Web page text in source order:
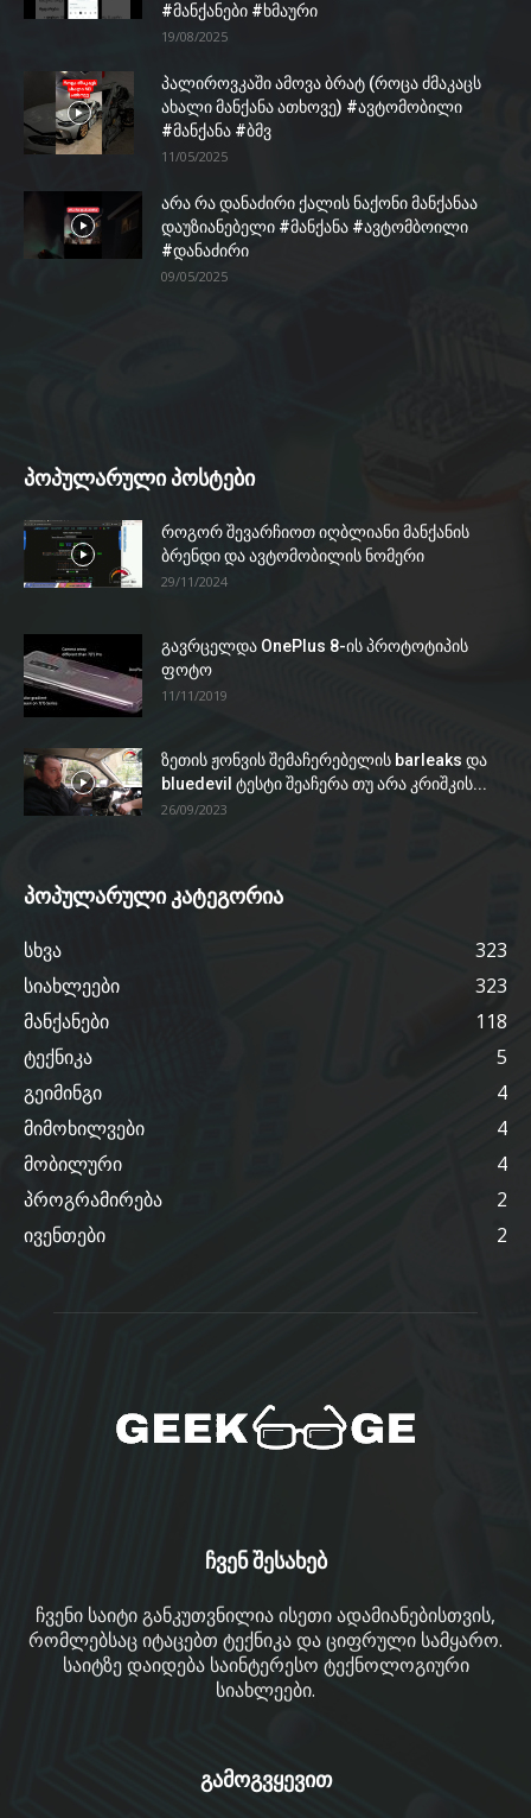
#მანქანები #ხმაური
19/08/2025
პალიროვკაში ამოვა ბრატ (როცა ძმაკაცს
ახალი მანქანა ათხოვე) #ავტომობილი
#მანქანა #ბმვ
11/05/2025
არა რა დანაძირი ქალის ნაქონი მანქანაა
დაუზიანებელი #მანქანა #ავტომბოილი
#დანაძირი
09/05/2025
პოპულარული პოსტები
როგორ შევარჩიოთ იღბლიანი მანქანის
ბრენდი და ავტომობილის ნომერი
29/11/2024
გავრცელდა OnePlus 8-ის პროტოტიპის
ფოტო
11/11/2019
ზეთის ჟონვის შემაჩერებელის barleaks და
bluedevil ტესტი შეაჩერა თუ არა კრიშკის...
26/09/2023
პოპულარული კატეგორია
სხვა
323
სიახლეები
323
მანქანები
118
ტექნიკა
5
გეიმინგი
4
მიმოხილვები
4
მობილური
4
პროგრამირება
2
ივენთები
2
ჩვენ შესახებ
ჩვენი საიტი განკუთვნილია ისეთი ადამიანებისთვის,
რომლებსაც იტაცებთ ტექნიკა და ციფრული სამყარო.
საიტზე დაიდება საინტერესო ტექნოლოგიური
სიახლეები.
გამოგვყევით